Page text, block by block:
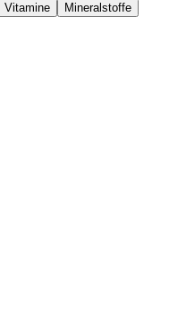
Vitamine Mineralstoffe